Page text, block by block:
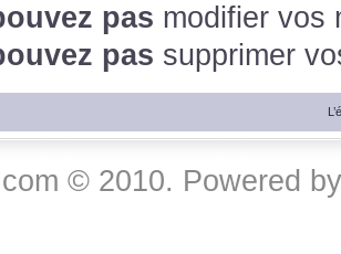
pas modifier vos
pas supprimer
© 2010. Powered